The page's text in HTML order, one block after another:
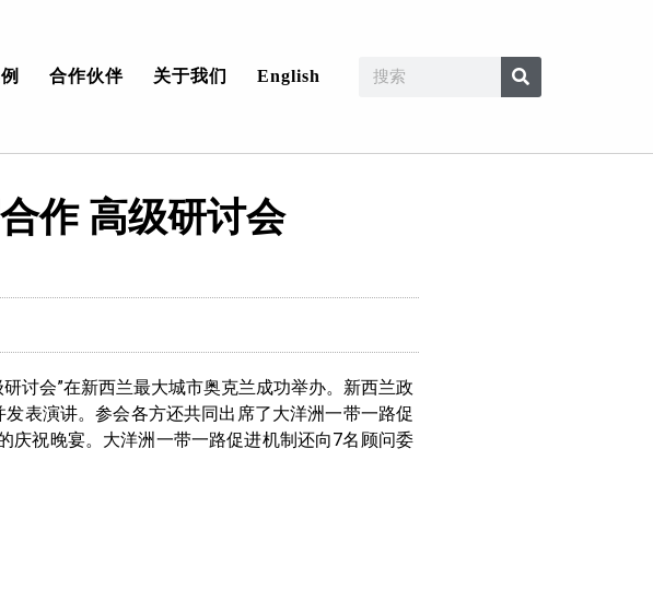
合作伙伴 关于我们 English
作 高级研讨会
讨会”在新西兰最大城市奥克兰成功举办。新西兰政
表演讲。参会各方还共同出席了大洋洲一带一路促
庆祝晚宴。大洋洲一带一路促进机制还向7名顾问委